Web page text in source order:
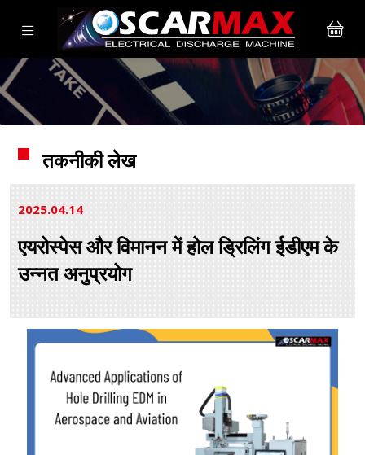
तकनीकी लेख
2025.0414
एयरोस्पेस और विमानन में होल ड्रिलिंग ईडीएम के
उन्नत अनुप्रयोग